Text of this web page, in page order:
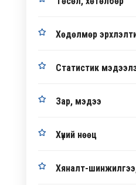
Хөдөлмөр
Статистик
Зар, мэдээ
Хүний нөөц
Хяналт-шинжилгээ,